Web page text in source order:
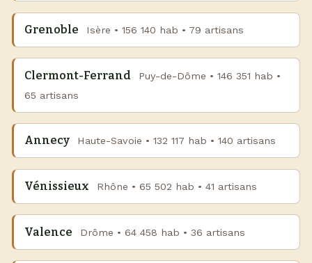
Grenoble Isère • 156 140 hab • 79 artisans
Clermont-Ferrand
Puy-de-Dôme • 146 351 hab •
65 artisans
Annecy Haute-Savoie • 132 117 hab • 140 artisans
Vénissieux Rhône • 65 502 hab • 41 artisans
Valence Drôme • 64 458 hab • 36 artisans